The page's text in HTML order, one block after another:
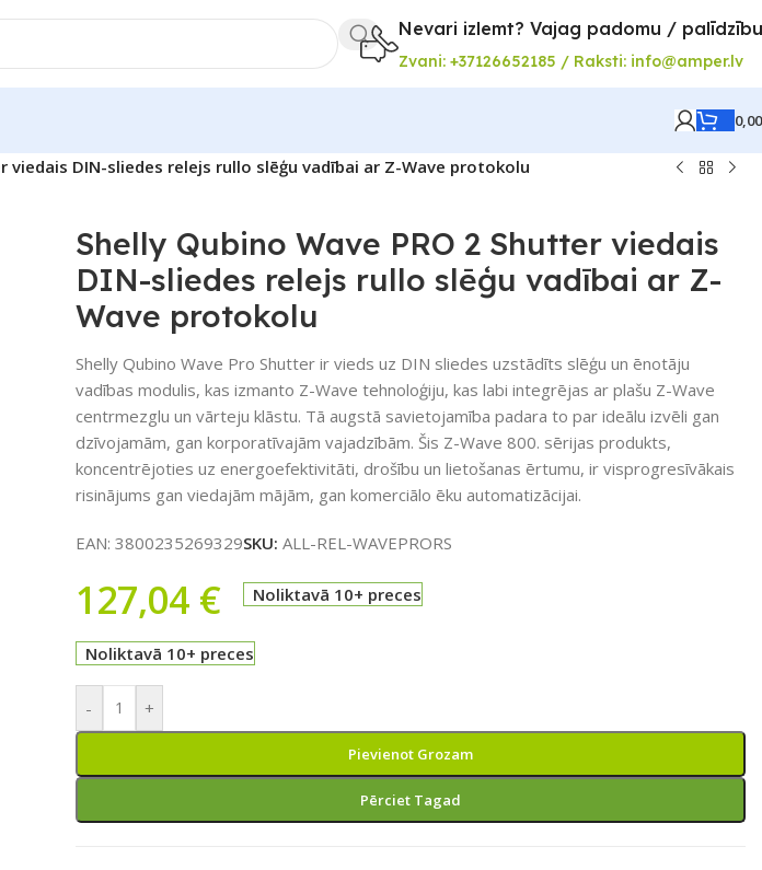
Nevari izlemt? Vajag padomu /
Zvani: +37126652185 / Raksti: info@amper.lv
viedais DIN-sliedes relejs rullo slēģu vadībai ar Z-Wave protokolu
Shelly Qubino Wave PRO 2 Shutter viedais
DIN-sliedes relejs rullo slēģu vadībai ar Z-
Wave protokolu
Shelly Qubino Wave Pro Shutter ir vieds uz DIN sliedes uzstādīts slēģu un ēnotāju
vadības modulis, kas izmanto Z-Wave tehnoloģiju, kas labi integrējas ar plašu Z-Wave
centrmezglu un vārteju klāstu. Tā augstā savietojamība padara to par ideālu izvēli gan
dzīvojamām, gan korporatīvajām vajadzībām. Šis Z-Wave 800. sērijas produkts,
koncentrējoties uz energoefektivitāti, drošību un lietošanas ērtumu, ir visprogresīvākais
risinājums gan viedajām mājām, gan komerciālo ēku automatizācijai.
EAN: 3800235269329SKU: ALL-REL-WAVEPRORS
127,04 € Noliktavā 10+ preces
Noliktavā 10+ preces
- +
Pievienot Grozam
Pērciet Tagad